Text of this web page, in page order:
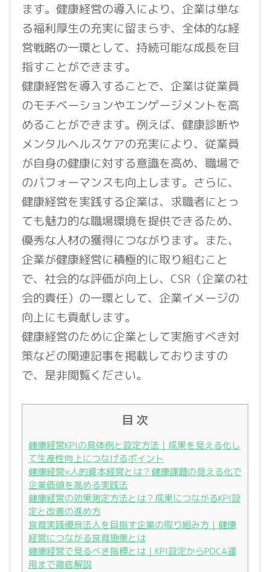
ます。健康経営の導入により、企業は単な
る福利厚生の充実に留まらず、全体的な経
営戦略の一環として、持続可能な成長を目
指すことができます。
健康経営を導入することで、企業は従業員
のモチベーションやエンゲージメントを高
めることができます。例えば、健康診断や
メンタルヘルスケアの充実により、従業員
が自身の健康に対する意識を高め、職場で
のパフォーマンスも向上します。さらに、
健康経営を実践する企業は、求職者にとっ
ても魅力的な職場環境を提供できるため、
優秀な人材の獲得につながります。また、
企業が健康経営に積極的に取り組むこと
で、社会的な評価が向上し、CSR（企業の社
会的責任）の一環として、企業イメージの
向上にも貢献します。
健康経営のために企業として実施すべき対
策などの関連記事を掲載しておりますの
で、是非閲覧ください。
目 次
健康経営KPIの具体例と設定方法｜成果を見える化し
て生産性向上につなげるポイント
健康経営×人的資本経営とは？健康課題の見える化で
企業価値を高める実践法
健康経営の効果測定方法とは？成果につながるKPI設
定と改善の進め方
食育実践優良法人を目指す企業の取り組み方｜健康
経営につながる食育施策とは
健康経営で見るべき指標とは｜KPI設定からPDCA運
用まで徹底解説